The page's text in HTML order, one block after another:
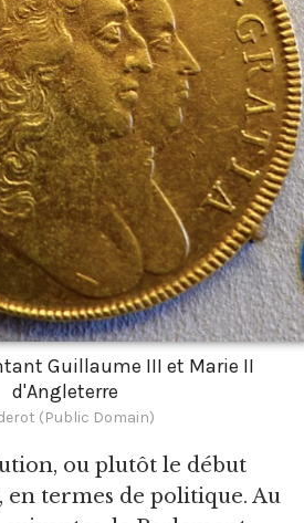
Guillaume III et Marie II
d'Angleterre
(Public Domain)
ou plutôt le début
termes de politique. Au